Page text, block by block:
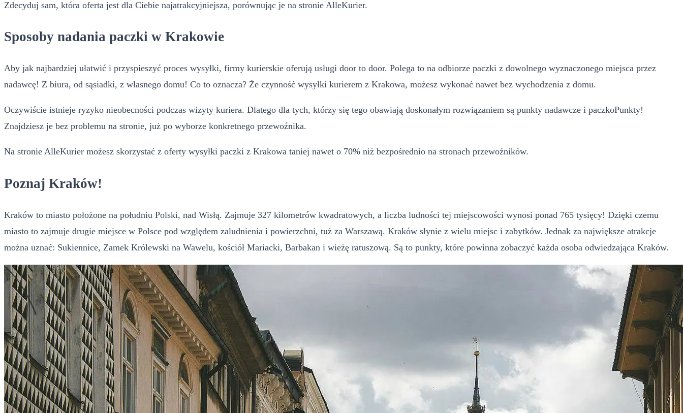
Zdecyduj sam, która oferta jest dla Ciebie najatrakcyjniejsza, porównując je na stronie AlleKurier.
Sposoby nadania paczki w Krakowie
Aby jak najbardziej ułatwić i przyspieszyć proces wysyłki, firmy kurierskie oferują usługi door to door. Polega to na odbiorze paczki z dowolnego wyznaczonego miejsca przez
nadawcę! Z biura, od sąsiadki, z własnego domu! Co to oznacza? Że czynność wysyłki kurierem z Krakowa, możesz wykonać nawet bez wychodzenia z domu.
Oczywiście istnieje ryzyko nieobecności podczas wizyty kuriera. Dlatego dla tych, którzy się tego obawiają doskonałym rozwiązaniem są punkty nadawcze i paczkoPunkty!
Znajdziesz je bez problemu na stronie, już po wyborze konkretnego przewoźnika.
Na stronie AlleKurier możesz skorzystać z oferty wysyłki paczki z Krakowa taniej nawet o 70% niż bezpośrednio na stronach przewoźników.
Poznaj Kraków!
Kraków to miasto położone na południu Polski, nad Wisłą. Zajmuje 327 kilometrów kwadratowych, a liczba ludności tej miejscowości wynosi ponad 765 tysięcy! Dzięki czemu
miasto to zajmuje drugie miejsce w Polsce pod względem zaludnienia i powierzchni, tuż za Warszawą. Kraków słynie z wielu miejsc i zabytków. Jednak za największe atrakcje
można uznać: Sukiennice, Zamek Królewski na Wawelu, kościół Mariacki, Barbakan i wieżę ratuszową. Są to punkty, które powinna zobaczyć każda osoba odwiedzająca Kraków.